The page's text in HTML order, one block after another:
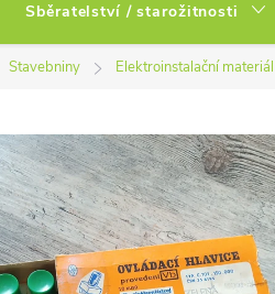
Sběratelství / starožitnosti
Stavebniny Elektroinstalační materiál